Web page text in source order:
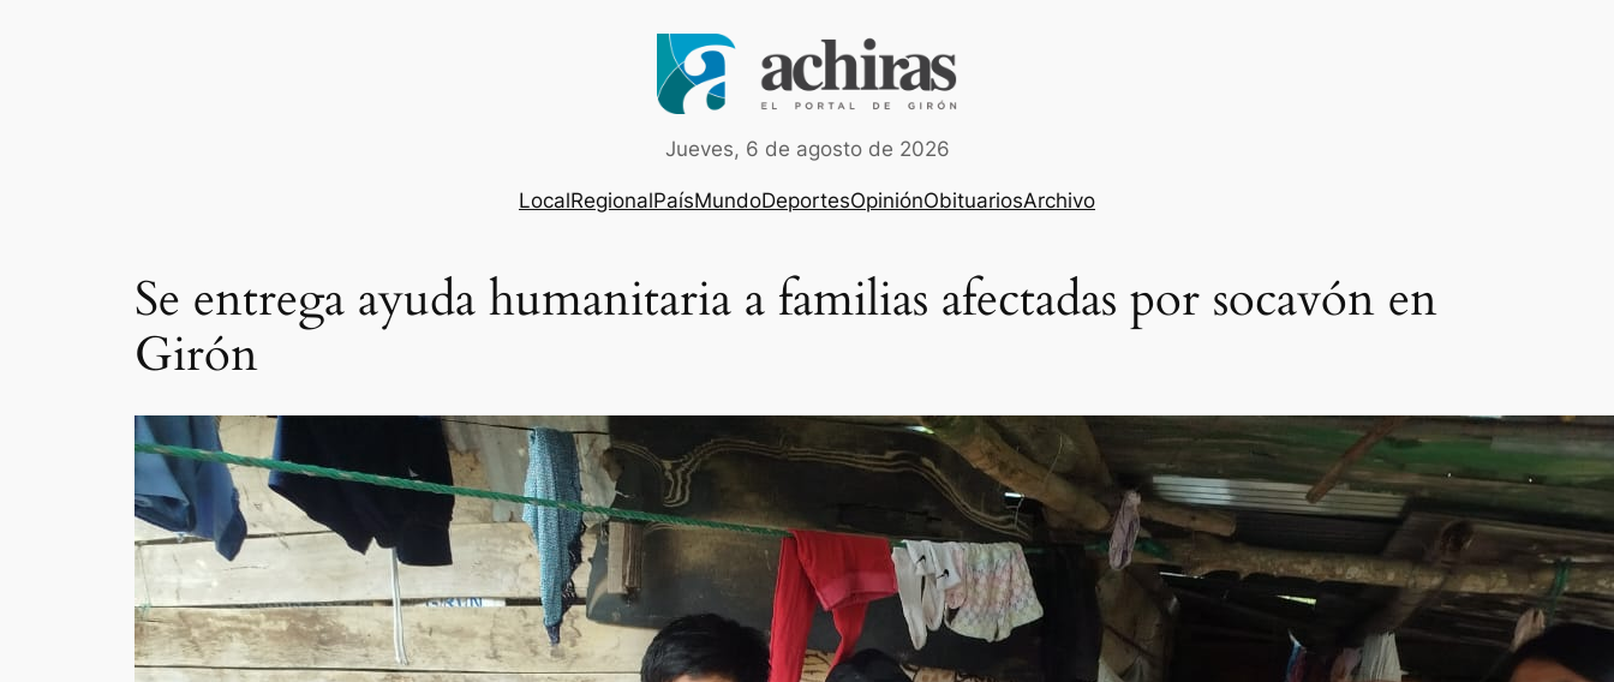
Jueves, 6 de agosto de 2026
LocalRegionalPaísMundoDeportesOpiniónObituariosArchivo
Se entrega ayuda humanitaria a familias afectadas por socavón en
Girón